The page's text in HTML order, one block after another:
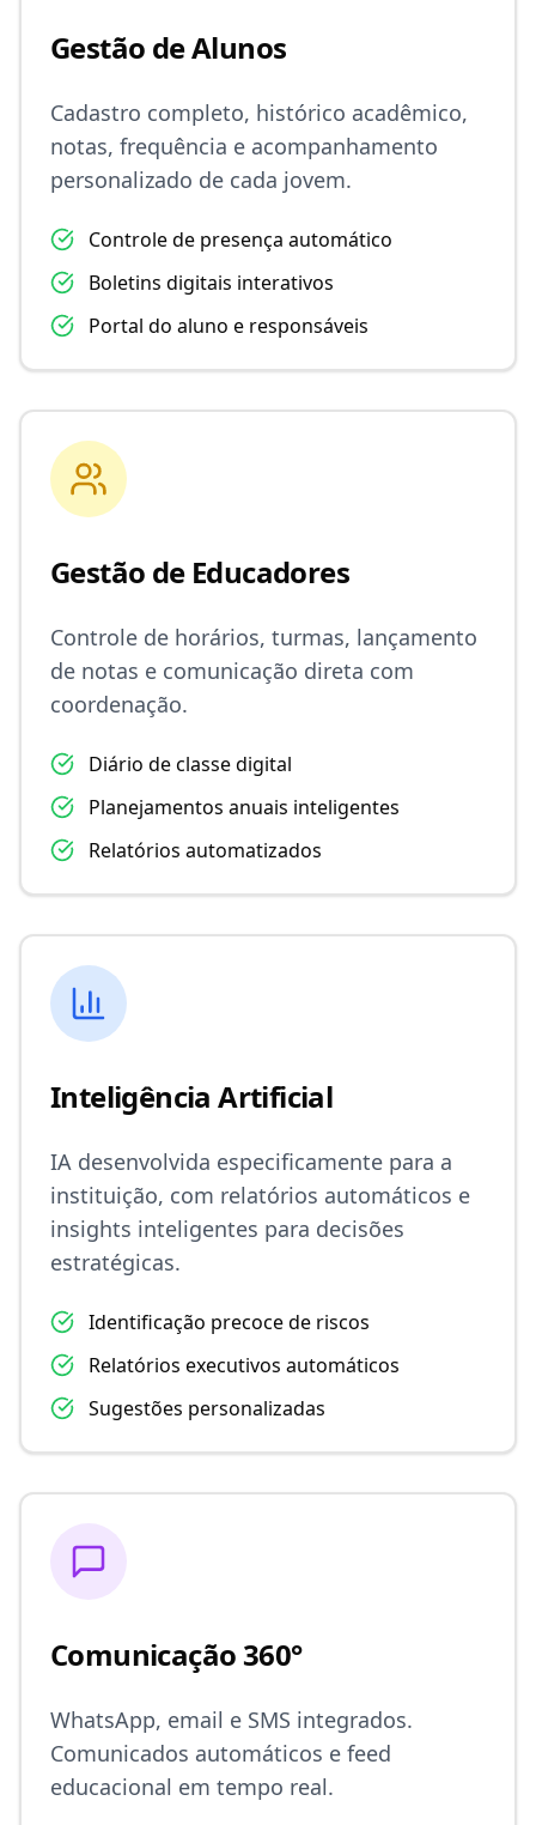
Gestão de Alunos
Cadastro completo, histórico acadêmico,
notas, frequência e acompanhamento
personalizado de cada jovem.
Controle de presença automático
Boletins digitais interativos
Portal do aluno e responsáveis
Gestão de Educadores
Controle de horários, turmas, lançamento
de notas e comunicação direta com
coordenação.
Diário de classe digital
Planejamentos anuais inteligentes
Relatórios automatizados
Inteligência Artificial
IA desenvolvida especificamente para a
instituição, com relatórios automáticos e
insights inteligentes para decisões
estratégicas.
Identificação precoce de riscos
Relatórios executivos automáticos
Sugestões personalizadas
Comunicação 360°
WhatsApp, email e SMS integrados.
Comunicados automáticos e feed
educacional em tempo real.